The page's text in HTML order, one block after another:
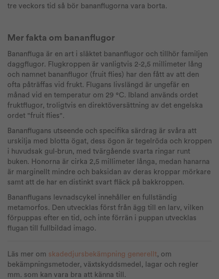
tre veckors tid så bör bananflugorna vara borta.
Mer fakta om bananflugor
Bananfluga är en art i släktet bananflugor och tillhör familjen
daggflugor. Flugkroppen är vanligtvis 2-2,5 millimeter lång
och namnet bananflugor (fruit flies) har den fått av att den
ofta påträffas vid frukt. Flugans livslängd är ungefär en
månad vid en temperatur om 29 °C. Ibland används ordet
fruktflugor, troligtvis en direktöversättning av det engelska
ordet "fruit flies".
Bananflugans utseende och specifika särdrag är svåra att
urskilja med blotta ögat, dess ögon är tegelröda och kroppen
i huvudsak gul-brun, med tvärgående svarta ringar runt
buken. Honorna är cirka 2,5 millimeter långa, medan hanarna
är marginellt mindre och baksidan av deras kroppar mörkare
samt att de har en distinkt svart fläck på bakkroppen.
Bananflugans levnadscykel innehåller en fullständig
metamorfos. Den utvecklas först från ägg till en larv, vilken
förpuppas efter en tid, och inte förrän i puppan utvecklas
flugan till fullbildad imago.
Läs mer om skadedjursbekämpning generellt, om
bekämpningsmetoder, växtskyddsmedel, lagar och regler
mm. som kan vara bra att känna till.